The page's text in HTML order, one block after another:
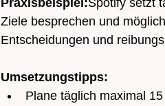
Praxisbeispiel:Spotify setzt
Ziele besprechen und
Entscheidungen und
Umsetzungstipps:
Plane täglich maximal